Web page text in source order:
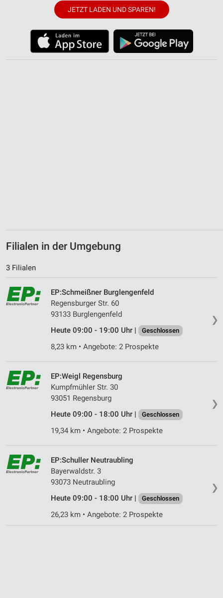
JETZT LADEN UND SPAREN!
Filialen in der Umgebung
3 Filialen
❯
EP:Schmeißner Burglengenfeld
Regensburger Str. 60
93133 Burglengenfeld
Heute 09:00 - 19:00 Uhr |
Geschlossen
8,23 km • Angebote: 2 Prospekte
❯
EP:Weigl Regensburg
Kumpfmühler Str. 30
93051 Regensburg
Heute 09:00 - 18:00 Uhr |
Geschlossen
19,34 km • Angebote: 2 Prospekte
❯
EP:Schuller Neutraubling
Bayerwaldstr. 3
93073 Neutraubling
Heute 09:00 - 18:00 Uhr |
Geschlossen
26,23 km • Angebote: 2 Prospekte
Verwendung reduzierter Daten zur Auswahl von
IAB-Besonderheiten:
Verwendung genauer Standortdaten